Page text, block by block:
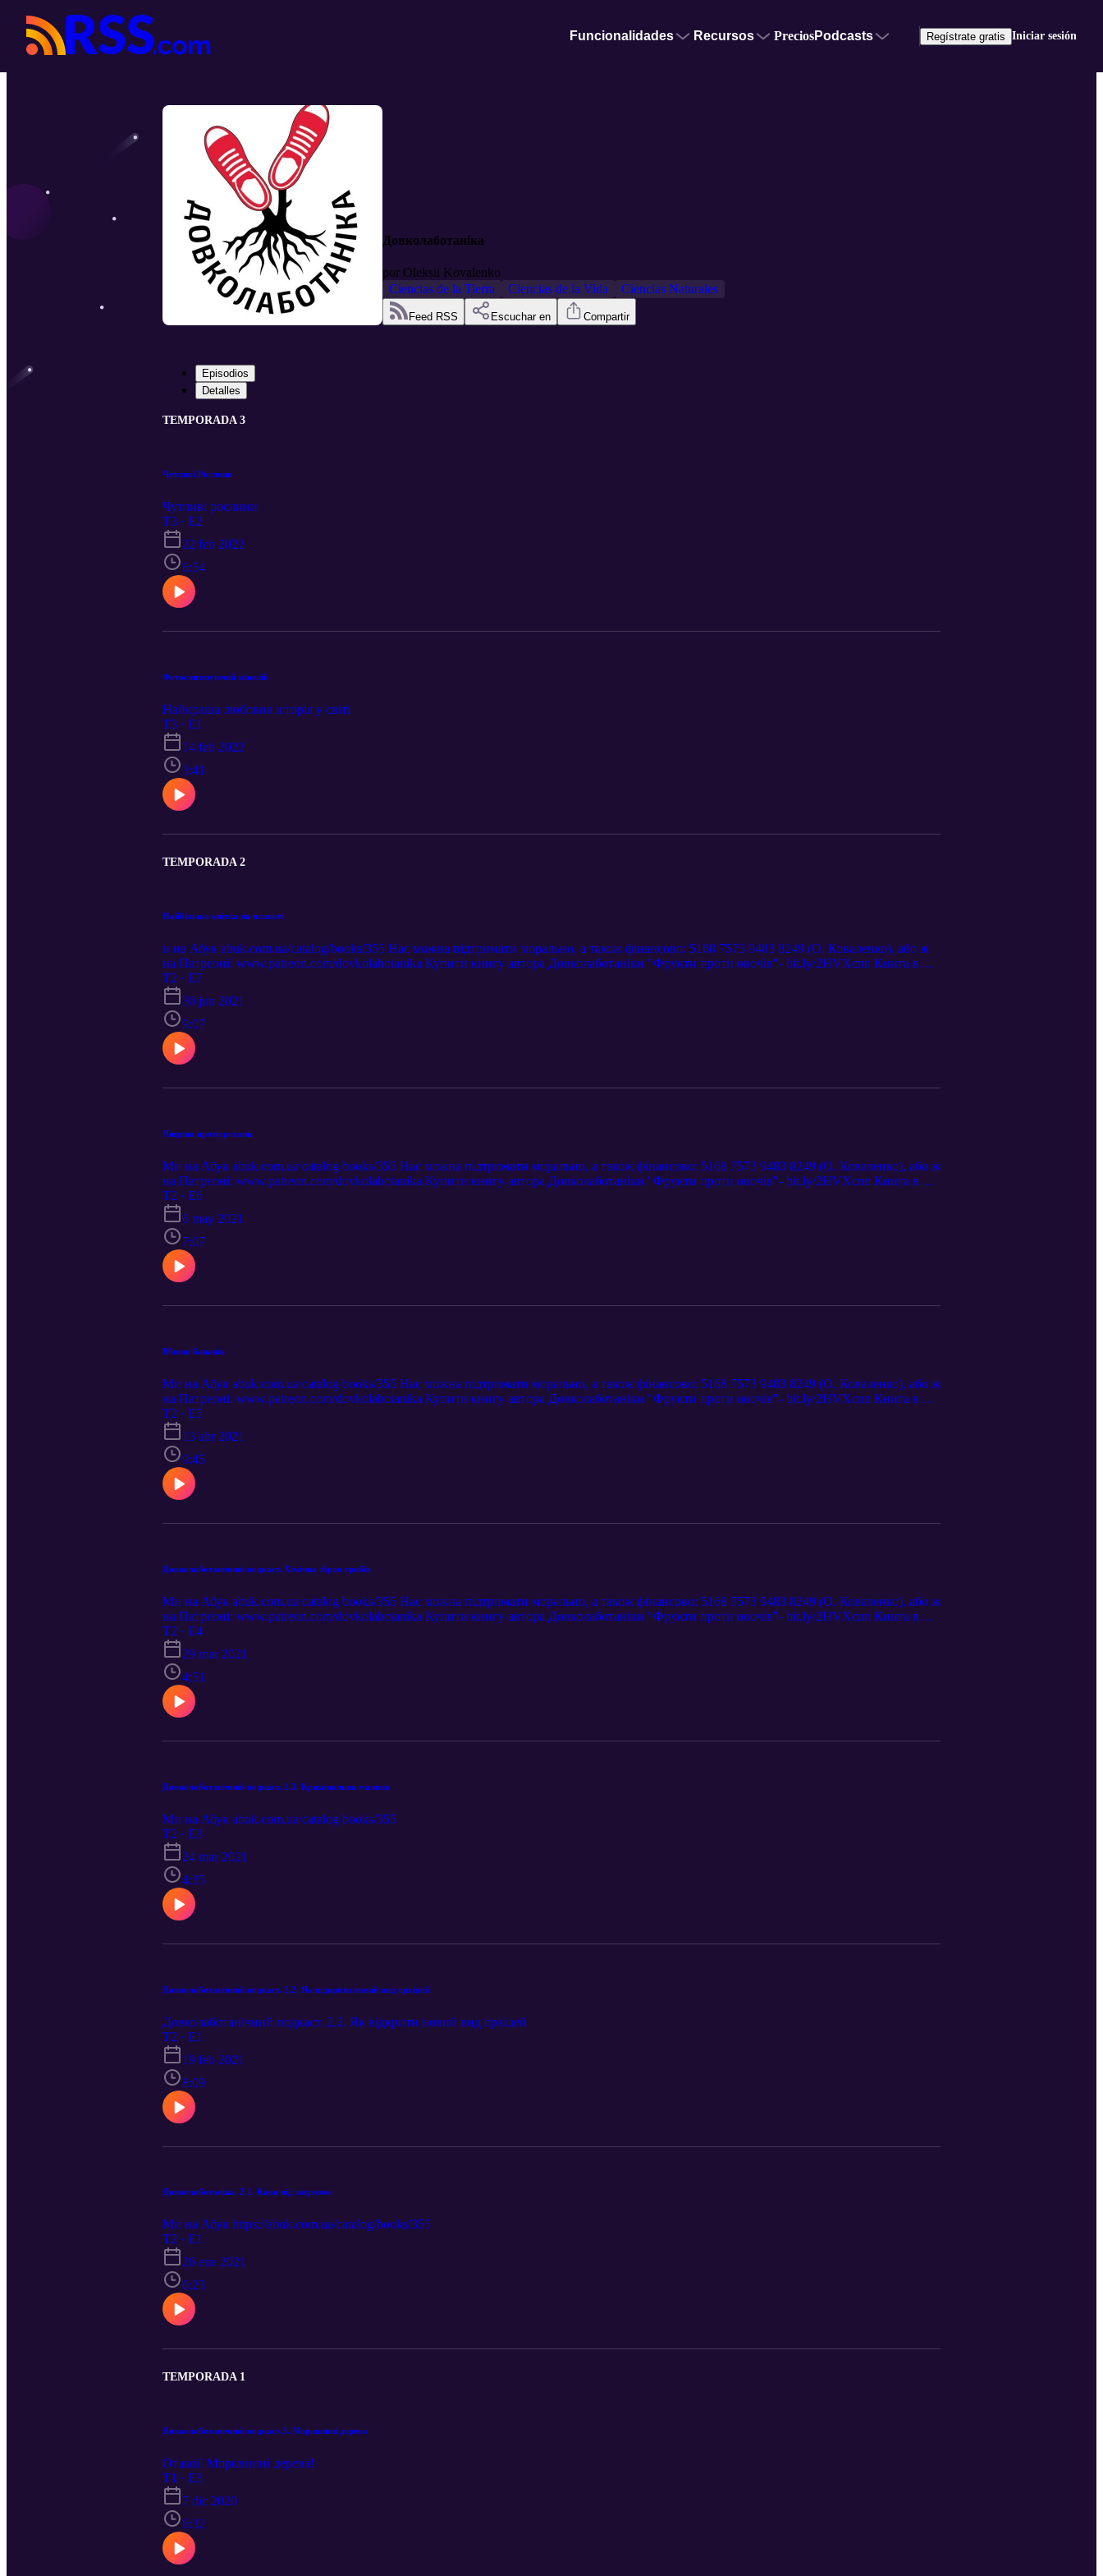
Funcionalidades Recursos PreciosPodcasts Regístrate gratis Iniciar sesión
Довколаботаніка
por Oleksii Kovalenko
Ciencias de la Tierra
Ciencias de la Vida Ciencias Naturales
Feed RSS Escuchar en Compartir
Episodios
Detalles
TEMPORADA 3
Чутливі Рослини
Чутливі рослини
T3 · E2
22 feb 2022
6:54
Фотосинтезуючий міцелій
Найкраща любовна історія у світі
T3 · E1
14 feb 2022
3:41
TEMPORADA 2
Найбільша квітка на планеті
и на Абук abuk.com.ua/catalog/books/355 Нас можна підтримати морально, а також фінансово: 5168 7573 9483 8249 (О. Коваленко), або ж
на Патреоні: www.patreon.com/dovkolabotanika Купити книгу автора Довколаботаніки "Фрукти проти овочів"- bit.ly/2HVXcnn Книга в
електронному варіанті: bit.ly/2KnI2sm
T2 · E7
30 jun 2021
9:07
Людина проти рослин
Ми на Абук abuk.com.ua/catalog/books/355 Нас можна підтримати морально, а також фінансово: 5168 7573 9483 8249 (О. Коваленко), або ж
на Патреоні: www.patreon.com/dovkolabotanika Купити книгу автора Довколаботаніки "Фрукти проти овочів"- bit.ly/2HVXcnn Книга в
електронному варіанті: bit.ly/2KnI2sm
T2 · E6
6 may 2021
7:07
Вбивці бананів
Ми на Абук abuk.com.ua/catalog/books/355 Нас можна підтримати морально, а також фінансово: 5168 7573 9483 8249 (О. Коваленко), або ж
на Патреоні: www.patreon.com/dovkolabotanika Купити книгу автора Довколаботаніки "Фрукти проти овочів"- bit.ly/2HVXcnn Книга в
електронному варіанті: bit.ly/2KnI2sm
T2 · E5
13 abr 2021
9:45
Довколаботанічний подкаст. Хімічна зброя грибів
Ми на Абук abuk.com.ua/catalog/books/355 Нас можна підтримати морально, а також фінансово: 5168 7573 9483 8249 (О. Коваленко), або ж
на Патреоні: www.patreon.com/dovkolabotanika Купити книгу автора Довколаботаніки "Фрукти проти овочів"- bit.ly/2HVXcnn Книга в
електронному варіанті: bit.ly/2KnI2sm
T2 · E4
29 mar 2021
4:51
Довколаботанічний подкаст. 2.3. Кримінальна малина
Ми на Абук abuk.com.ua/catalog/books/355
T2 · E3
24 mar 2021
4:35
Довколаботанічний подкаст. 2.2. Як відкрити новий вид орхідей
Довколаботанічний подкаст. 2.2. Як відкрити новий вид орхідей
T2 · E1
19 feb 2021
8:09
Довколаботаніка. 2.1. Кава під загрозою
Ми на Абук https://abuk.com.ua/catalog/books/355
T2 · E1
26 ene 2021
6:23
TEMPORADA 1
Довколаботанічний подкаст 3. Морквинні дерева
Отакої! Морквинні дерева!
T1 · E3
7 dic 2020
6:32